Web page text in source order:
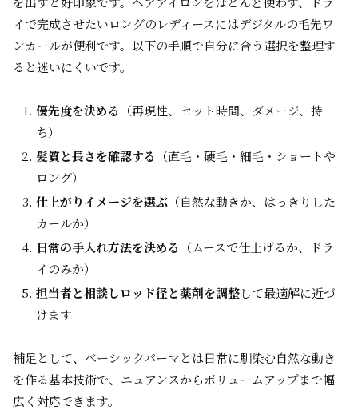
イで完成させたいロングのレディースにはデジタルの毛先ワ
ンカールが便利です。以下の手順で自分に合う選択を整理す
ると迷いにくいです。
優先度を決める
（再現性、セット時間、ダメージ、持
ち）
髪質と長さを確認する
（直毛・硬毛・細毛・ショートや
ロング）
仕上がりイメージを選ぶ （自然な動きか、はっきりした
カールか）
日常の手入れ方法を決める
（ムースで仕上げるか、ドラ
イのみか）
担当者と相談しロッド径と薬剤を調整して最適解に近づ
けます
補足として、ベーシックパーマとは日常に馴染む自然な動き
を作る基本技術で、ニュアンスからボリュームアップまで幅
広く対応できます。